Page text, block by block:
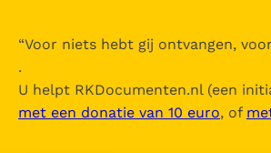
“Voor niets hebt gij ontvangen,
.
U helpt RKDocumenten.nl (een
met een donatie van 10 euro, of